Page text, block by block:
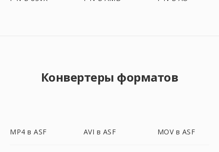
Конвертеры форматов
MP4 в ASF AVI в ASF MOV в ASF